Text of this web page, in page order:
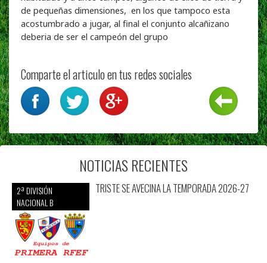
de pequeñas dimensiones, en los que tampoco esta
acostumbrado a jugar, al final el conjunto alcañizano
deberia de ser el campeón del grupo
Comparte el articulo en tus redes sociales
NOTICIAS RECIENTES
2ª DIVISIÓN
NACIONAL B
TRISTE SE AVECINA LA TEMPORADA 2026-27